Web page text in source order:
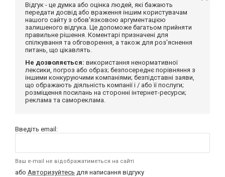
Відгук - це думка або оцінка людей, які бажають
передати досвід або враження іншим користувачам
нашого сайту з обов'язковою аргументацією
залишеного відгука. Це допоможе багатьом прийняти
правильне рішення. Коментарі призначені для
спілкування та обговорення, а також для роз'яснення
питань, що цікавлять.
Не дозволяється: використання ненормативної
лексики, погроз або образ; безпосереднє порівняння з
іншими конкуруючими компаніями; безпідставні заяви,
що ображають діяльність компанії і / або її послуги;
розміщення посилань на сторонні інтернет-ресурси;
реклама та самореклама.
Введіть email:
Ваш e-mail не відображатиметься на сайті
або Авторизуйтесь для написання відгуку